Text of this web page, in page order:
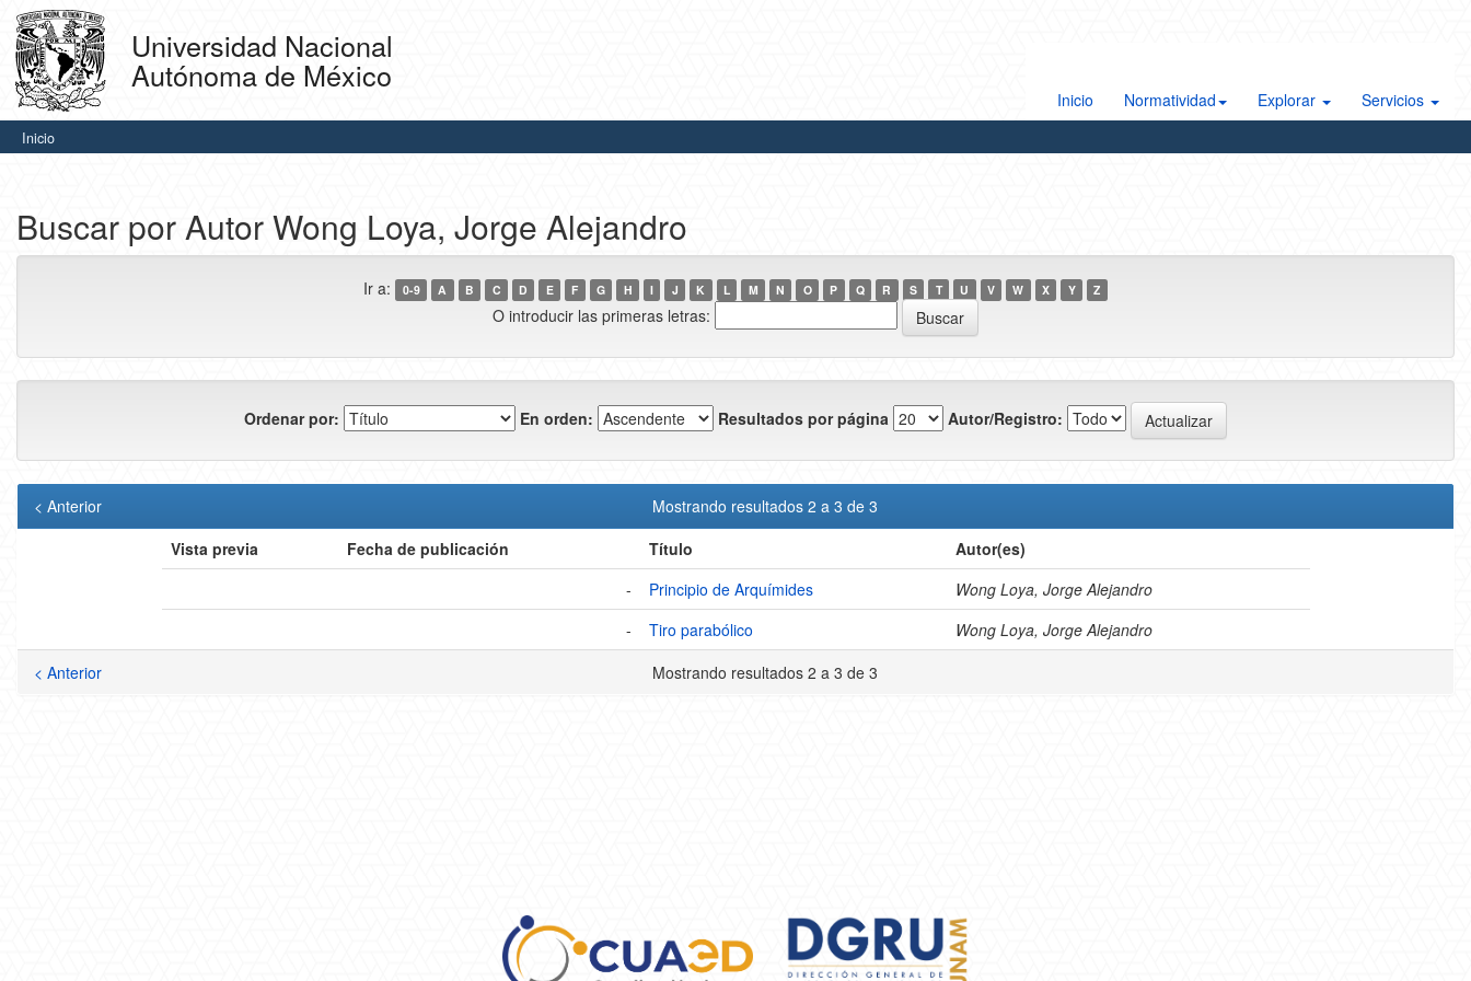
Skip
navigation
Universidad Nacional
Autónoma de México
Inicio Normatividad Explorar Servicios
Inicio
Buscar por Autor Wong Loya, Jorge Alejandro
Ir a: 0-9 A B C D E F G H I J K L M N O P Q R S T U V W X Y Z
O introducir las primeras letras:
Ordenar por: En orden: Resultados por página Autor/Registro:
Mostrando resultados 2 a 3 de 3
< Anterior
Vista previa
Fecha de publicación Título
Autor(es)
-
Principio de Arquímides
Wong Loya, Jorge Alejandro
-
Tiro parabólico
Wong Loya, Jorge Alejandro
Mostrando resultados 2 a 3 de 3
< Anterior